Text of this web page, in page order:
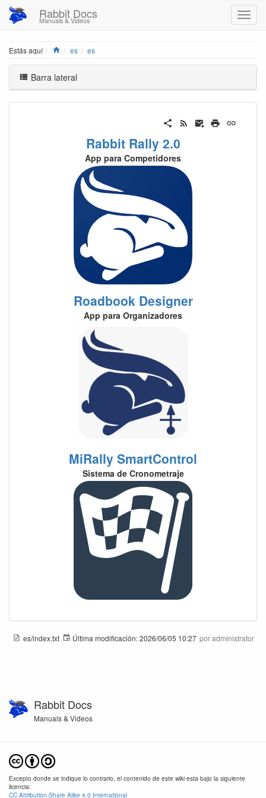
Rabbit Docs
Manuals & Videos
Estás aquí Home
es es
Barra lateral
Rabbit Rally 2.0
App para Competidores
Roadbook Designer
App para Organizadores
MiRally SmartControl
Sistema de Cronometraje
es/index.txt Última modificación:2026/06/05 10:27 poradministrator
Rabbit Docs
Manuals & Videos
Excepto donde se indique lo contrario, el contenido de este wiki esta bajo la siguiente
licencia:
CC Attribution-Share Alike 4.0 International